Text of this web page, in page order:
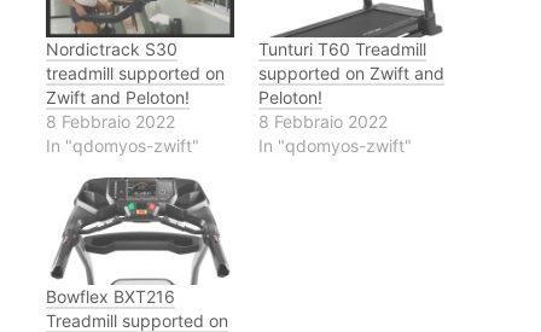
Nordictrack S30
treadmill supported on
Zwift and Peloton!
8 Febbraio 2022
In "qdomyos-zwift"
Tunturi T60 Treadmill
supported on Zwift and
Peloton!
8 Febbraio 2022
In "qdomyos-zwift"
Bowflex BXT216
Treadmill supported on